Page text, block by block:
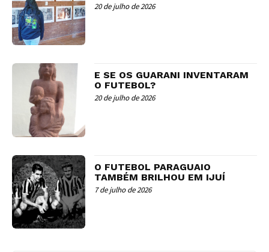
20 de julho de 2026
E SE OS GUARANI INVENTARAM
O FUTEBOL?
20 de julho de 2026
O FUTEBOL PARAGUAIO
TAMBÉM BRILHOU EM IJUÍ
7 de julho de 2026